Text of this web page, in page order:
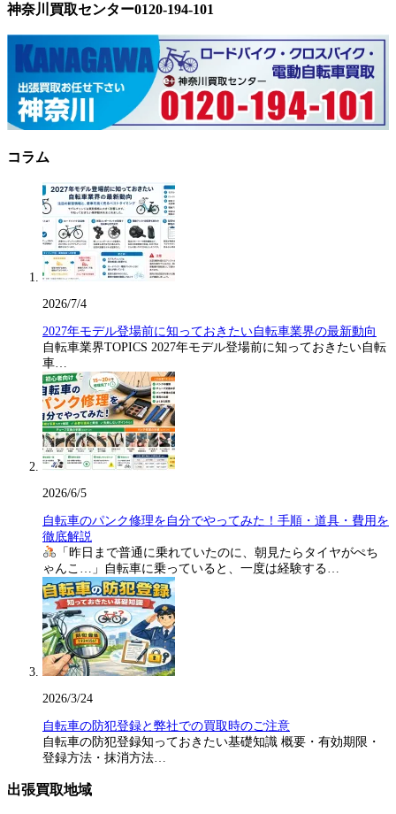
神奈川買取センター0120-194-101
コラム
2026/7/4
2027年モデル登場前に知っておきたい自転車業界の最新動向
自転車業界TOPICS 2027年モデル登場前に知っておきたい自転
車…
2026/6/5
自転車のパンク修理を自分でやってみた！手順・道具・費用を
徹底解説
「昨日まで普通に乗れていたのに、朝見たらタイヤがぺち
ゃんこ…」自転車に乗っていると、一度は経験する…
2026/3/24
自転車の防犯登録と弊社での買取時のご注意
自転車の防犯登録知っておきたい基礎知識 概要・有効期限・
登録方法・抹消方法…
出張買取地域